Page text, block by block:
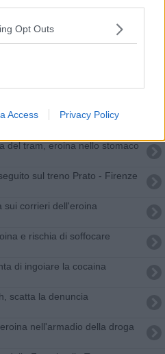
Opt Outs
Access Privacy Policy
la base dello spaccio di
tra i vestiti
e scappa nelle fogne
del tram, eroina nello stomaco
sul treno Prato - Firenze
sui corrieri dell'eroina
e rischia di soffocare
di ingoiare la cocaina
scatta la denuncia
nell'armadio della droga